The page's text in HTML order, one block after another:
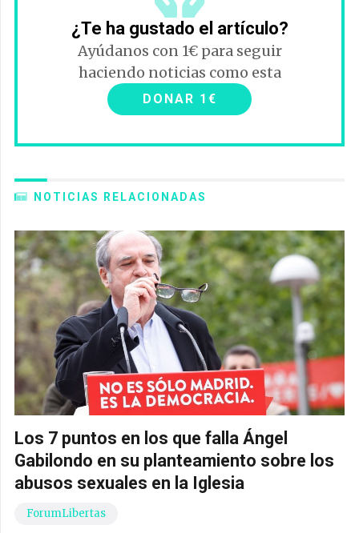
¿Te ha gustado el artículo?
Ayúdanos con 1€ para seguir
haciendo noticias como esta
DONAR 1€
NOTICIAS RELACIONADAS
Los 7 puntos en los que falla Ángel
Gabilondo en su planteamiento sobre los
abusos sexuales en la Iglesia
ForumLibertas